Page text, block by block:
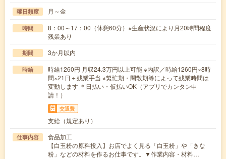
曜日頻度 月～金
時間
8：00～17：00（休憩60分）※生産状況により月20時間程度
残業あり
期間 3か月以内
時給
時給1260円 月収24.3万円以上可能 ※内訳／時給1260円×8時
間×21日＋残業手当 ※繁忙期・閑散期等によって残業時間は
変動します ＊日払い・仮払いOK（アプリでカンタン申
請！）
交通費
支給（規定あり）
仕事内容
食品加工
【白玉粉の原料投入】お店でよく見る「白玉粉」や「きな
粉」などの材料を作るお仕事です。▼作業内容・材料…